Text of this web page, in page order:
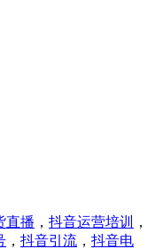
直播 ， 抖音运营培训
，
， 抖音引流 ， 抖音电